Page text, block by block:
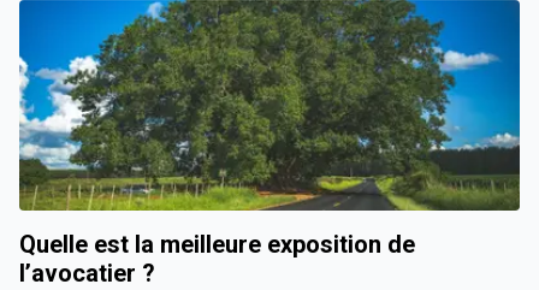
Quelle est la meilleure exposition de
l’avocatier ?